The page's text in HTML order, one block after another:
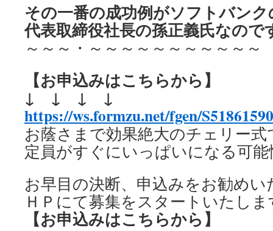
その一番の成功例がソフトバンク
代表取締役社長の孫正義氏なので
～～～・～～～～～～～～～～～
【お申込みはこちらから】
↓ ↓ ↓ ↓
https://ws.formzu.net/fgen/
お蔭さまで効果絶大のチェリー
定員がすぐにいっぱいになる可
お早目の決断、申込みをお勧めい
ＨＰにて募集をスタートいたしま
【お申込みはこちらから】